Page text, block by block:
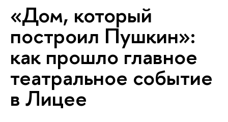
«Дом, который
построил Пушкин»:
как прошло главное
театральное событие
в Лицее